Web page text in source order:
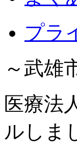
プラ
～武雄
医療法
ルしま